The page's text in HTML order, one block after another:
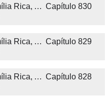
Após Deixar A Família Rica, A Falsa Herdeira Chocou O Mundo Capítulo 830
Após Deixar A Família Rica, A Falsa Herdeira Chocou O Mundo Capítulo 829
Após Deixar A Família Rica, A Falsa Herdeira Chocou O Mundo Capítulo 828